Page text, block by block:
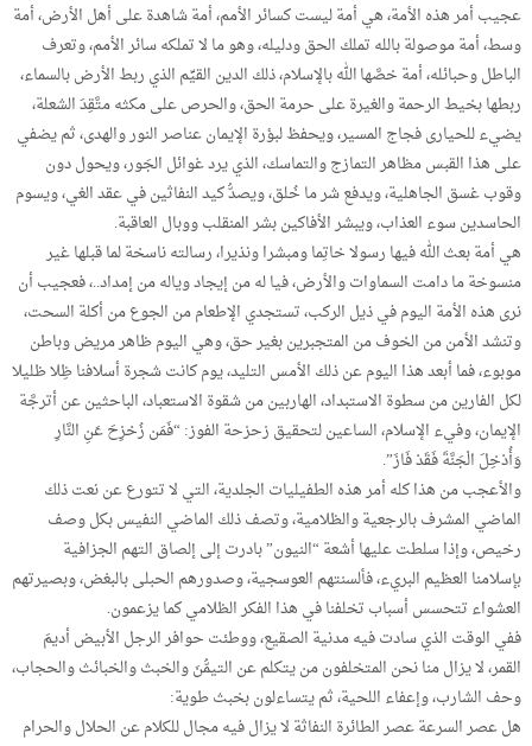
عجيب أمر هذه الأمة، هي أمة ليست كسائر الأمم، أمة شاهدة على أهل الأرض، أمة
وسط، أمة موصولة بالله تملك الحق ودليله، وهو ما لا تملكه سائر الأمم، وتعرف
الباطل وحبائله، أمة خصَّها الله بالإسلام، ذلك الدين القيِّم الذي ربط الأرض بالسماء،
ربطها بخيط الرحمة والغيرة على حرمة الحق، والحرص على مكثه متَّقِدَ الشعلة،
يضيء للحيارى فجاج المسير، ويحفظ لبؤرة الإيمان عناصر النور والهدى، ثم يضفي
على هذا القبس مظاهر التمازج والتماسك، الذي يرد غوائل الجَور، ويحول دون
وقوب غسق الجاهلية، ويدفع شر ما خُلق، ويصدُّ كيد النفاثين في عقد الغي، ويسوم
الحاسدين سوء العذاب، ويبشر الأفاكين بشر المنقلب ووبال العاقبة.
هي أمة بعث الله فيها رسولا خاتِما ومبشرا ونذيرا، رسالته ناسخة لما قبلها غير
منسوخة ما دامت السماوات والأرض، فيا له من إيجاد وياله من إمداد..، فعجيب أن
نرى هذه الأمة اليوم في ذيل الركب، تستجدي الإطعام من الجوع من أكلة السحت،
وتنشد الأمن من الخوف من المتجبرين بغير حق، وهي اليوم ظاهر مريض وباطن
موبوء، فما أبعد هذا اليوم عن ذلك الأمس التليد، يوم كانت شجرة أسلافنا ظِلا ظليلا
لكل الفارين من سطوة الاستبداد، الهاربين من شقوة الاستعباد، الباحثين عن أترجَّة
الإيمان، وفيء الإسلام، الساعين لتحقيق زحزحة الفوز: “فَمَن زُحْزِحَ عَنِ النَّارِ
وَأُدْخِلَ الْجَنَّةَ فَقَدْ فَازَ”.
والأعجب من هذا كله أمر هذه الطفيليات الجلدية، التي لا تتورع عن نعت ذلك
الماضي المشرف بالرجعية والظلامية، وتصف ذلك الماضي النفيس بكل وصف
رخيص، وإذا سلطت عليها أشعة “النيون” بادرت إلى إلصاق التهم الجزافية
بإسلامنا العظيم البريء، فألسنتهم العوسجية، وصدورهم الحبلى بالبغض، وبصيرتهم
العشواء تتحسس أسباب تخلفنا في هذا الفكر الظلامي كما يزعمون.
ففي الوقت الذي سادت فيه مدنية الصقيع، ووطئت حوافر الرجل الأبيض أديمَ
القمر، لا يزال منا نحن المتخلفون من يتكلم عن التيمُّنَ والخبث والخبائث والحجاب،
وحف الشارب، وإعفاء اللحية، ثم يتساءلون بخبث طوية:
هل عصر السرعة عصر الطائرة النفاثة لا يزال فيه مجال للكلام عن الحلال والحرام